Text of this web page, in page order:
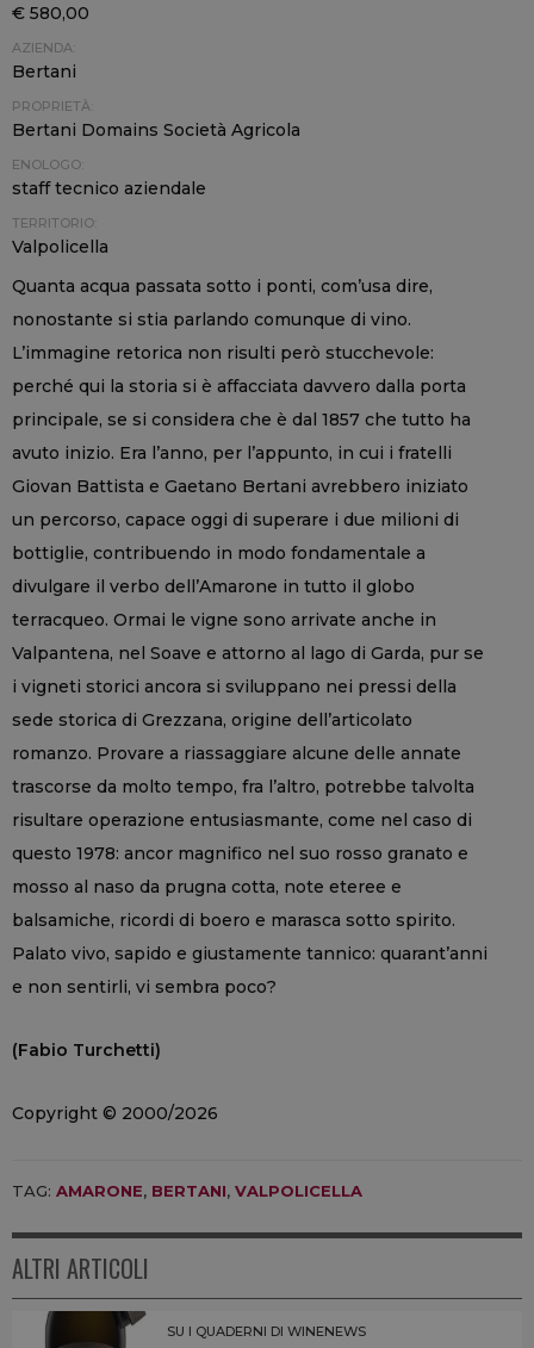
€ 580,00
AZIENDA:
Bertani
PROPRIETÀ:
Bertani Domains Società Agricola
ENOLOGO:
staff tecnico aziendale
TERRITORIO:
Valpolicella
Quanta acqua passata sotto i ponti, com’usa dire,
nonostante si stia parlando comunque di vino.
L’immagine retorica non risulti però stucchevole:
perché qui la storia si è affacciata davvero dalla porta
principale, se si considera che è dal 1857 che tutto ha
avuto inizio. Era l’anno, per l’appunto, in cui i fratelli
Giovan Battista e Gaetano Bertani avrebbero iniziato
un percorso, capace oggi di superare i due milioni di
bottiglie, contribuendo in modo fondamentale a
divulgare il verbo dell’Amarone in tutto il globo
terracqueo. Ormai le vigne sono arrivate anche in
Valpantena, nel Soave e attorno al lago di Garda, pur se
i vigneti storici ancora si sviluppano nei pressi della
sede storica di Grezzana, origine dell’articolato
romanzo. Provare a riassaggiare alcune delle annate
trascorse da molto tempo, fra l’altro, potrebbe talvolta
risultare operazione entusiasmante, come nel caso di
questo 1978: ancor magnifico nel suo rosso granato e
mosso al naso da prugna cotta, note eteree e
balsamiche, ricordi di boero e marasca sotto spirito.
Palato vivo, sapido e giustamente tannico: quarant’anni
e non sentirli, vi sembra poco?
(Fabio Turchetti)
Copyright © 2000/2026
TAG: AMARONE, BERTANI, VALPOLICELLA
ALTRI ARTICOLI
SU I QUADERNI DI WINENEWS